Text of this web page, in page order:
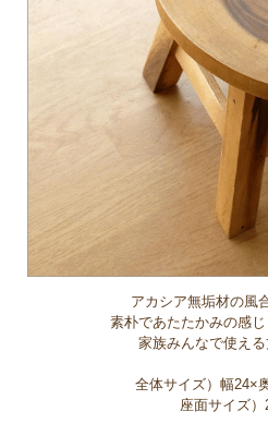
アカシア無垢材の風
素朴であたたかみの感
家族みんなで使え
全体サイズ）幅24×
座面サイズ）